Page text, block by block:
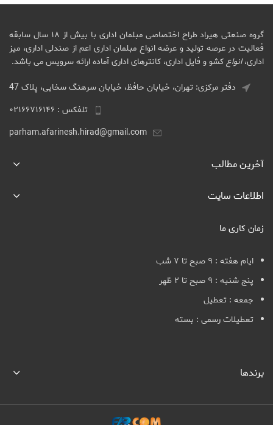
گروه صنعتی هیراد طراح اختصاصی مبلمان اداری با بیش از ۱۸ سال سابقه
فعالیت در عرصه تولید و عرضه انواع مبلمان اداری اعم از صندلی اداری، میز
اداری،انواعکشو و فایل اداری، کانترهای اداری آماده ارائه سرویس می باشد.
دفتر مرکزی: تهران، خیابان حافظ، خیابان سرهنگ سخایی، پلاک 47
تلفکس : ۰۲۱۶۶۷۱۶۱۴۶
parham.afarinesh.hirad@gmail.com
آخرین مطالب
اطلاعات سایت
زمان کاری ما
ایام هفته : ۹ صبح تا ۷ شب
پنج شنبه : ۹ صبح تا ۲ ظهر
جمعه : تعطیل
تعطیلات رسمی : بسته
برندها